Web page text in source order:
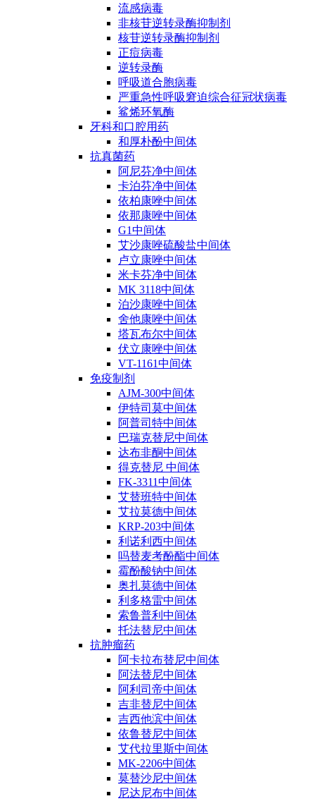
流感病毒
非核苷逆转录酶抑制剂
核苷逆转录酶抑制剂
正痘病毒
逆转录酶
呼吸道合胞病毒
严重急性呼吸窘迫综合征冠状病毒
鲨烯环氧酶
牙科和口腔用药
和厚朴酚中间体
抗真菌药
阿尼芬净中间体
卡泊芬净中间体
依柏康唑中间体
依那康唑中间体
G1中间体
艾沙康唑硫酸盐中间体
卢立康唑中间体
米卡芬净中间体
MK 3118中间体
泊沙康唑中间体
舍他康唑中间体
塔瓦布尔中间体
伏立康唑中间体
VT-1161中间体
免疫制剂
AJM-300中间体
伊特司莫中间体
阿普司特中间体
巴瑞克替尼中间体
达布非酮中间体
得克替尼 中间体
FK-3311中间体
艾替班特中间体
艾拉莫德中间体
KRP-203中间体
利诺利西中间体
吗替麦考酚酯中间体
霉酚酸钠中间体
奥扎莫德中间体
利多格雷中间体
索鲁普利中间体
托法替尼中间体
抗肿瘤药
阿卡拉布替尼中间体
阿法替尼中间体
阿利司帝中间体
吉非替尼中间体
吉西他滨中间体
依鲁替尼中间体
艾代拉里斯中间体
MK-2206中间体
莫替沙尼中间体
尼达尼布中间体